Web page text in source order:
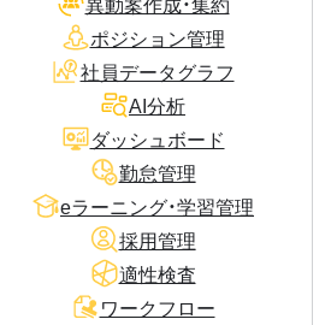
ポジション管理
社員データグラフ
AI分析
ダッシュボード
勤怠管理
eラーニング・学習管理
採用管理
適性検査
ワークフロー